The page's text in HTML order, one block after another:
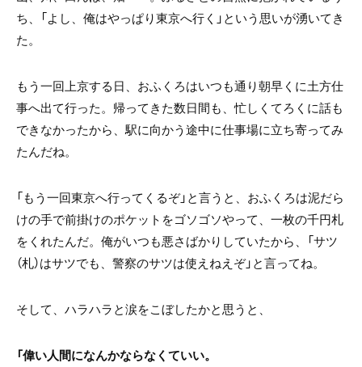
ち、 「よし、俺はやっぱり東京へ行く」という思いが湧いてき
た。
もう一回上京する日、おふくろはいつも通り朝早くに土方仕
事へ出て行った。帰ってきた数日間も、忙しくてろくに話も
できなかったから、駅に向かう途中に仕事場に立ち寄ってみ
たんだね。
「もう一回東京へ行ってくるぞ」と言うと、おふくろは泥だら
けの手で前掛けのポケットをゴソゴソやって、 一枚の千円札
をくれたんだ。 俺がいつも悪さばかりしていたから、 「サツ
（札）はサツでも、 警察のサツは使えねえぞ」と言ってね。
そして、ハラハラと涙をこぼしたかと思うと、
「偉い人間になんかならなくていい。